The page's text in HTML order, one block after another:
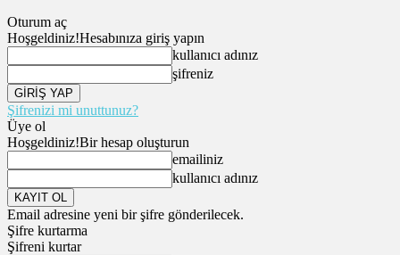
Oturum aç
Hoşgeldiniz!Hesabınıza giriş yapın
kullanıcı adınız
şifreniz
Şifrenizi mi unuttunuz?
Üye ol
Hoşgeldiniz!Bir hesap oluşturun
emailiniz
kullanıcı adınız
Email adresine yeni bir şifre gönderilecek.
Şifre kurtarma
Şifreni kurtar